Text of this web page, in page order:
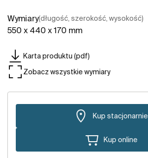
Wymiary(długość, szerokość, wysokość)
550 x 440 x 170 mm
Karta produktu (pdf)
Zobacz wszystkie wymiary
Kup stacjonarnie
Kup online